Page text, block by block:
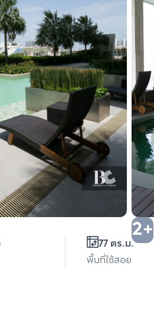
2+
77 ตร.ม.
พื้นที่ใช้สอย